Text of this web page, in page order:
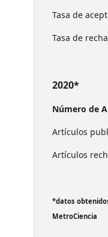
Tasa de
Tasa de
2020*
Número de
Artículos
Artículos
*datos
MetroCiencia